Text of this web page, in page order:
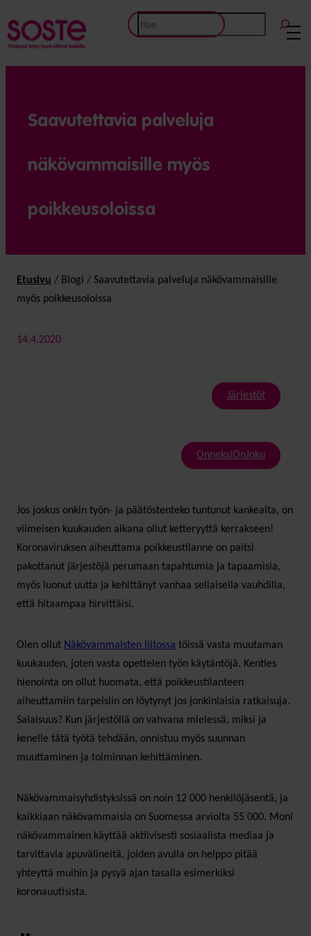
Etsi
Saavutettavia palveluja
näkövammaisille myös
poikkeusoloissa
Etusivu / Blogi / Saavutettavia palveluja näkövammaisille
myös poikkeusoloissa
14.4.2020
Järjestöt
OnneksiOnJoku
Jos joskus onkin työn- ja päätöstenteko tuntunut kankealta, on
viimeisen kuukauden aikana ollut ketteryyttä kerrakseen!
Koronaviruksen aiheuttama poikkeustilanne on paitsi
pakottanut järjestöjä perumaan tapahtumia ja tapaamisia,
myös luonut uutta ja kehittänyt vanhaa sellaisella vauhdilla,
että hitaampaa hirvittäisi.
Olen ollut Näkövammaisten liitossa töissä vasta muutaman
kuukauden, joten vasta opettelen työn käytäntöjä. Kenties
hienointa on ollut huomata, että poikkeustilanteen
aiheuttamiin tarpeisiin on löytynyt jos jonkinlaisia ratkaisuja.
Salaisuus? Kun järjestöllä on vahvana mielessä, miksi ja
kenelle tätä työtä tehdään, onnistuu myös suunnan
muuttaminen ja toiminnan kehittäminen.
Näkövammaisyhdistyksissä on noin 12 000 henkilöjäsentä, ja
kaikkiaan näkövammaisia on Suomessa arviolta 55 000. Moni
näkövammainen käyttää aktiivisesti sosiaalista mediaa ja
tarvittavia apuvälineitä, joiden avulla on helppo pitää
yhteyttä muihin ja pysyä ajan tasalla esimerkiksi
koronauutisista.